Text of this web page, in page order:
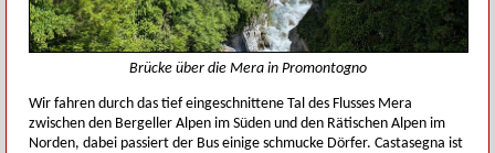
Brücke über die Mera in Promontogno
Wir fahren durch das tief eingeschnittene Tal des Flusses Mera
zwischen den Bergeller Alpen im Süden und den Rätischen Alpen im
Norden, dabei passiert der Bus einige schmucke Dörfer. Castasegna ist